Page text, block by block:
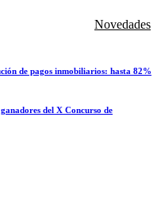
Novedades
de pagos inmobiliarios: hasta 82%
del X Concurso de